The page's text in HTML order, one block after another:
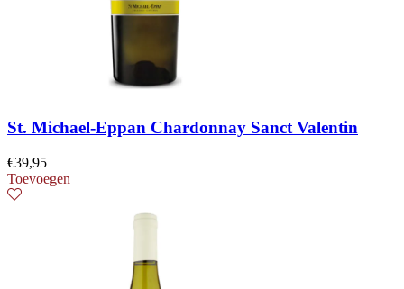
St. Michael-Eppan Chardonnay Sanct Valentin
€39,95
Toevoegen